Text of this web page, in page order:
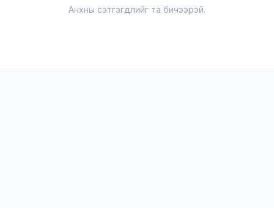
Анхны сэтгэгдлийг та бичээрэй.